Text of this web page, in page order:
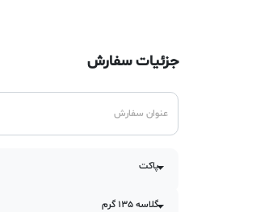
جزئیات سفارش
پاکت
گلاسه 135 گرم